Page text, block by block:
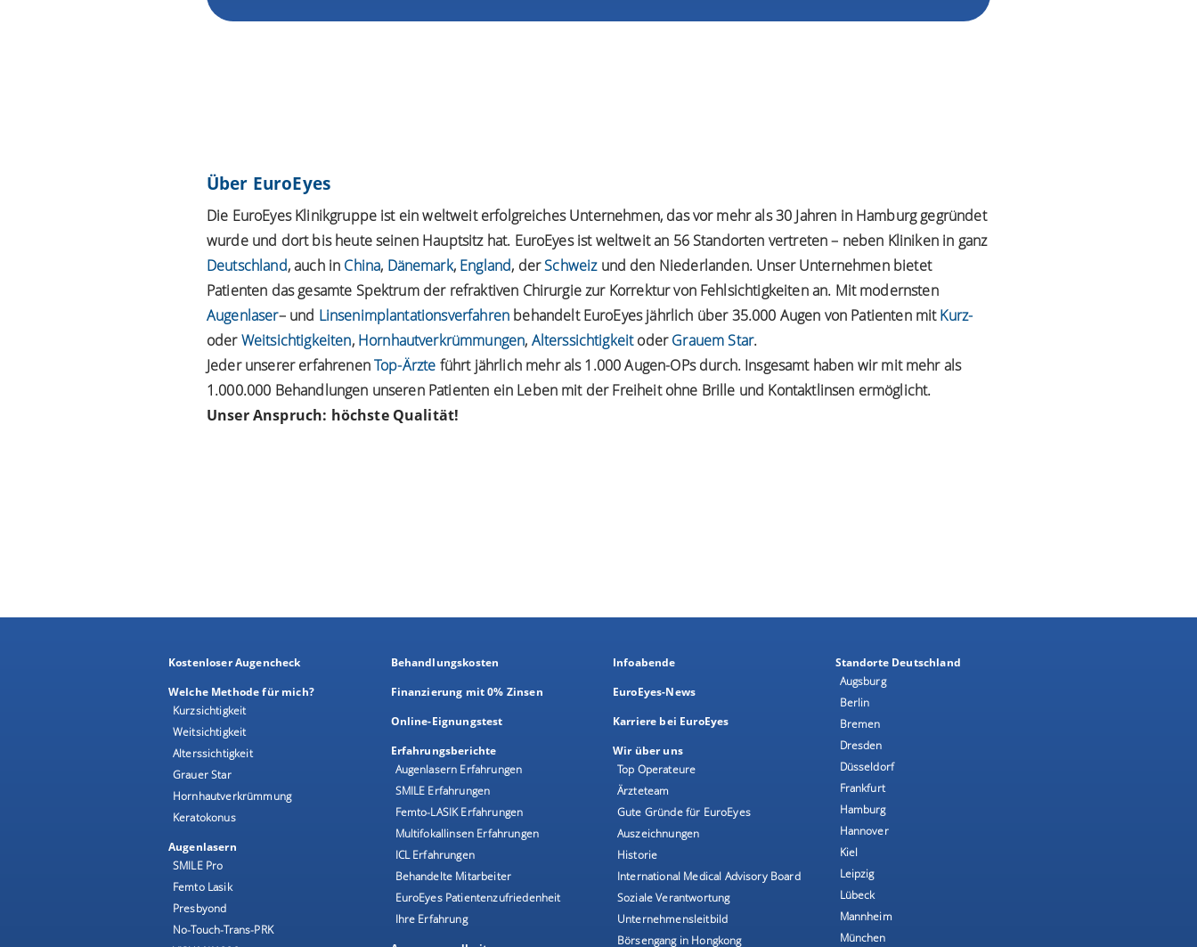
Über EuroEyes
Die EuroEyes Klinikgruppe ist ein weltweit erfolgreiches Unternehmen, das vor mehr als 30 Jahren in Hamburg gegründet
wurde und dort bis heute seinen Hauptsitz hat. EuroEyes ist weltweit an 56 Standorten vertreten – neben Kliniken in ganz
Deutschland, auch in China, Dänemark, England, derSchweizund den Niederlanden. Unser Unternehmen bietet
Patienten das gesamte Spektrum der refraktiven Chirurgie zur Korrektur von Fehlsichtigkeiten an. Mit modernsten
Augenlaser– und Linsenimplantationsverfahren behandelt EuroEyes jährlich über 35.000 Augen von Patienten mitKurz-
oderWeitsichtigkeiten, Hornhautverkrümmungen, AlterssichtigkeitoderGrauem Star.
Jeder unserer erfahrenenTop-Ärzte führt jährlich mehr als 1.000 Augen-OPs durch. Insgesamt haben wir mit mehr als
1.000.000 Behandlungen unseren Patienten ein Leben mit der Freiheit ohne Brille und Kontaktlinsen ermöglicht.
Unser Anspruch: höchste Qualität!
Kostenloser Augencheck
Welche Methode für mich?
Kurzsichtigkeit
Weitsichtigkeit
Alterssichtigkeit
Grauer Star
Hornhautverkrümmung
Keratokonus
Augenlasern
SMILE Pro
Femto Lasik
Presbyond
No-Touch-Trans-PRK
Behandlungskosten
Finanzierung mit 0% Zinsen
Online-Eignungstest
Erfahrungsberichte
Augenlasern Erfahrungen
SMILE Erfahrungen
Femto-LASIK Erfahrungen
Multifokallinsen Erfahrungen
ICL Erfahrungen
Behandelte Mitarbeiter
EuroEyes Patientenzufriedenheit
Ihre Erfahrung
Infoabende
EuroEyes-News
Karriere bei EuroEyes
Wir über uns
Top Operateure
Ärzteteam
Gute Gründe für EuroEyes
Auszeichnungen
Historie
International Medical Advisory Board
Soziale Verantwortung
Unternehmensleitbild
Börsengang in Hongkong
Standorte Deutschland
Augsburg
Berlin
Bremen
Dresden
Düsseldorf
Frankfurt
Hamburg
Hannover
Kiel
Leipzig
Lübeck
Mannheim
München